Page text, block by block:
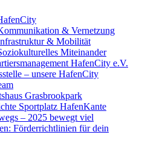
& Vernetzung
& Mobilität
Miteinander
HafenCity e.V.
– unsere HafenCity
Grasbrookpark
Sportplatz HafenKante
– 2025 bewegt viel
Förderrichtlinien für dein